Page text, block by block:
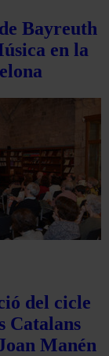
Bayreuth
en la
del cicle
Catalans
Manén